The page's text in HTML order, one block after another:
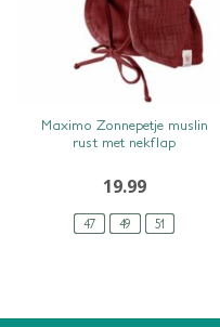
SNEL BEKIJKEN
47 49 51
Maximo Zonnepetje muslin
rust met nekflap
19.99